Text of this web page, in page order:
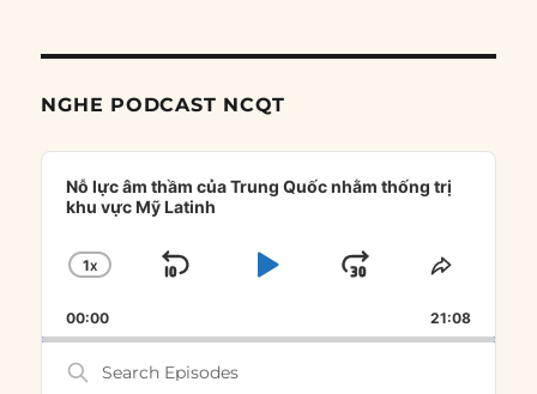
NGHE PODCAST NCQT
Audio
Player
Nỗ lực âm thầm của Trung Quốc nhằm thống trị
khu vực Mỹ Latinh
CHANGE
RATE
1X
SKIP
PLAYJUMP
FORWARD
SHARE
00:00 21:08
Search
Episodes